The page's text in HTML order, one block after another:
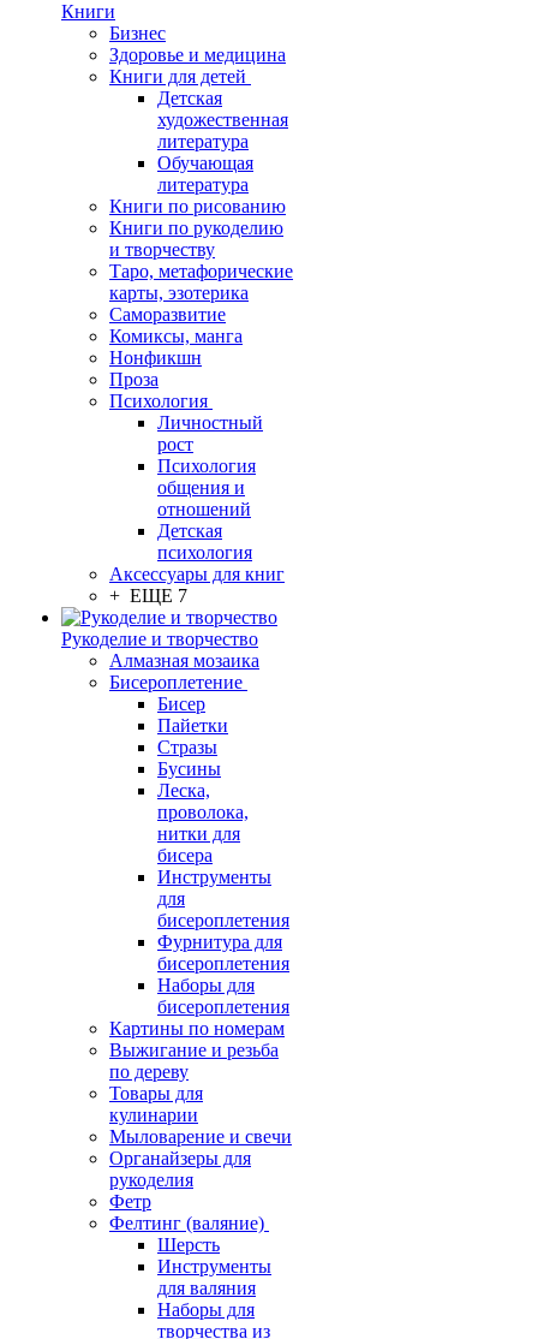
Книги
Бизнес
Здоровье и медицина
Книги для детей
Детская
художественная
литература
Обучающая
литература
Книги по рисованию
Книги по рукоделию
и творчеству
Таро, метафорические
карты, эзотерика
Саморазвитие
Комиксы, манга
Нонфикшн
Проза
Психология
Личностный
рост
Психология
общения и
отношений
Детская
психология
Аксессуары для книг
+ ЕЩЕ 7
Рукоделие и творчество
Алмазная мозаика
Бисероплетение
Бисер
Пайетки
Стразы
Бусины
Леска,
проволока,
нитки для
бисера
Инструменты
для
бисероплетения
Фурнитура для
бисероплетения
Наборы для
бисероплетения
Картины по номерам
Выжигание и резьба
по дереву
Товары для
кулинарии
Мыловарение и свечи
Органайзеры для
рукоделия
Фетр
Фелтинг (валяние)
Шерсть
Инструменты
для валяния
Наборы для
творчества из